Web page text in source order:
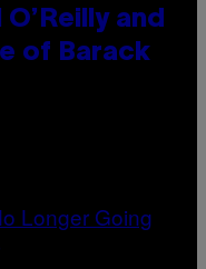
and
of Barack